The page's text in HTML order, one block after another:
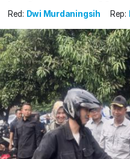
Red: Dwi Murdaningsih Rep: